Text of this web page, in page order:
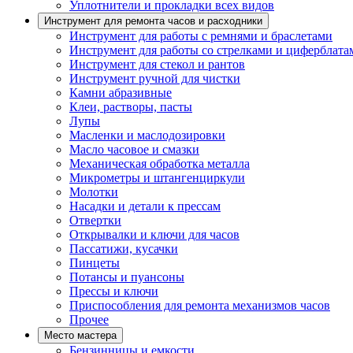
Уплотнители и прокладки всех видов
Инструмент для ремонта часов и расходники
Инструмент для работы с ремнями и браслетами
Инструмент для работы со стрелками и
Инструмент для стекол и рантов
Инструмент ручной для чистки
Камни абразивные
Клеи, растворы, пасты
Лупы
Масленки и маслодозировки
Масло часовое и смазки
Механическая обработка металла
Микрометры и штангенциркули
Молотки
Насадки и детали к прессам
Отвертки
Открывалки и ключи для часов
Пассатижи, кусачки
Пинцеты
Потансы и пуансоны
Прессы и ключи
Приспособления для ремонта механизмов часов
Прочее
Место мастера
Бензинницы и емкости